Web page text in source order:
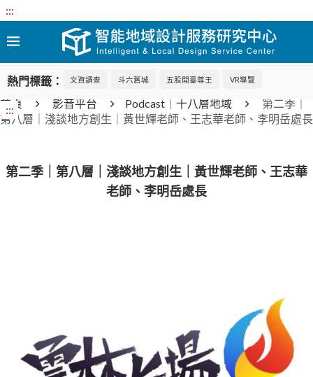
:::
熱門標籤： 文資調查 斗六舊城 五股開臺尊王 VR導覽
:::
首頁 影音平台 Podcast｜十八層地域
第二季｜
第八層｜淺談地方創生｜黃世輝老師、王志華老師、李明岳處長
第二季｜第八層｜淺談地方創生｜黃世輝老師、王志華
老師、李明岳處長